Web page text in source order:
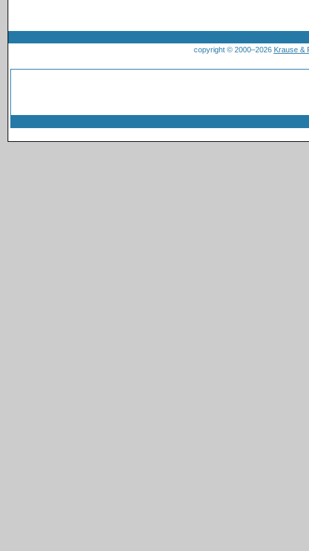
copyright © 2000–2026 Krause &